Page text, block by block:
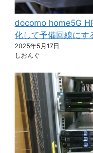
docomo home5G
化して予備回線にす
2025年5月17日
しおんぐ